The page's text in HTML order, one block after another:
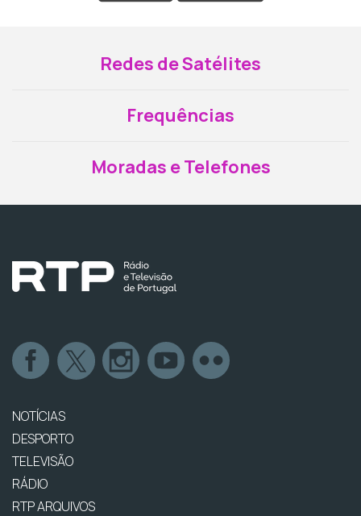
Redes de Satélites
Frequências
Moradas e Telefones
NOTÍCIAS
DESPORTO
TELEVISÃO
RÁDIO
RTP ARQUIVOS